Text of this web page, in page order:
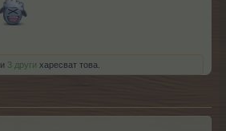
и 3 други харесват това.